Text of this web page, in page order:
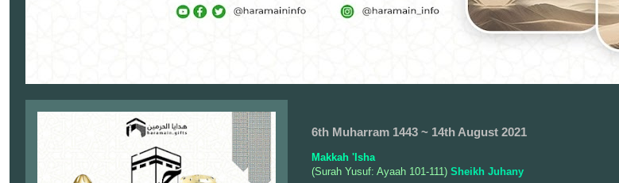
6th Muharram 1443 ~ 14th August 2021
Makkah 'Isha
(Surah Yusuf: Ayaah 101-111) Sheikh Juhany